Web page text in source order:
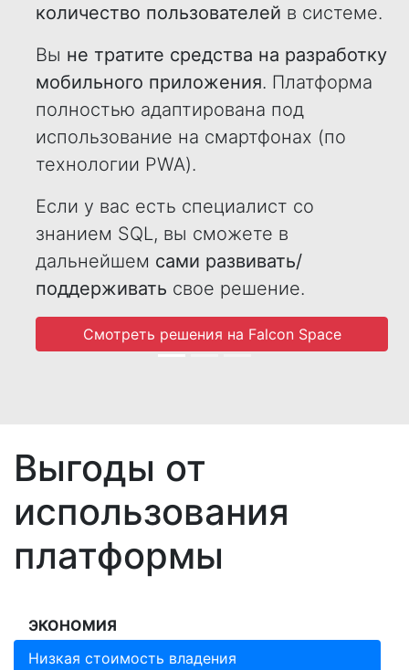
количество пользователей в системе.
Вы не тратите средства на разработку
мобильного приложения. Платформа
полностью адаптирована под
использование на смартфонах (по
технологии PWA).
Если у вас есть специалист со
знанием SQL, вы сможете в
дальнейшем сами развивать/
поддерживать свое решение.
Смотреть решения на Falcon Space
Выгоды от
использования
платформы
ЭКОНОМИЯ
Низкая стоимость владения